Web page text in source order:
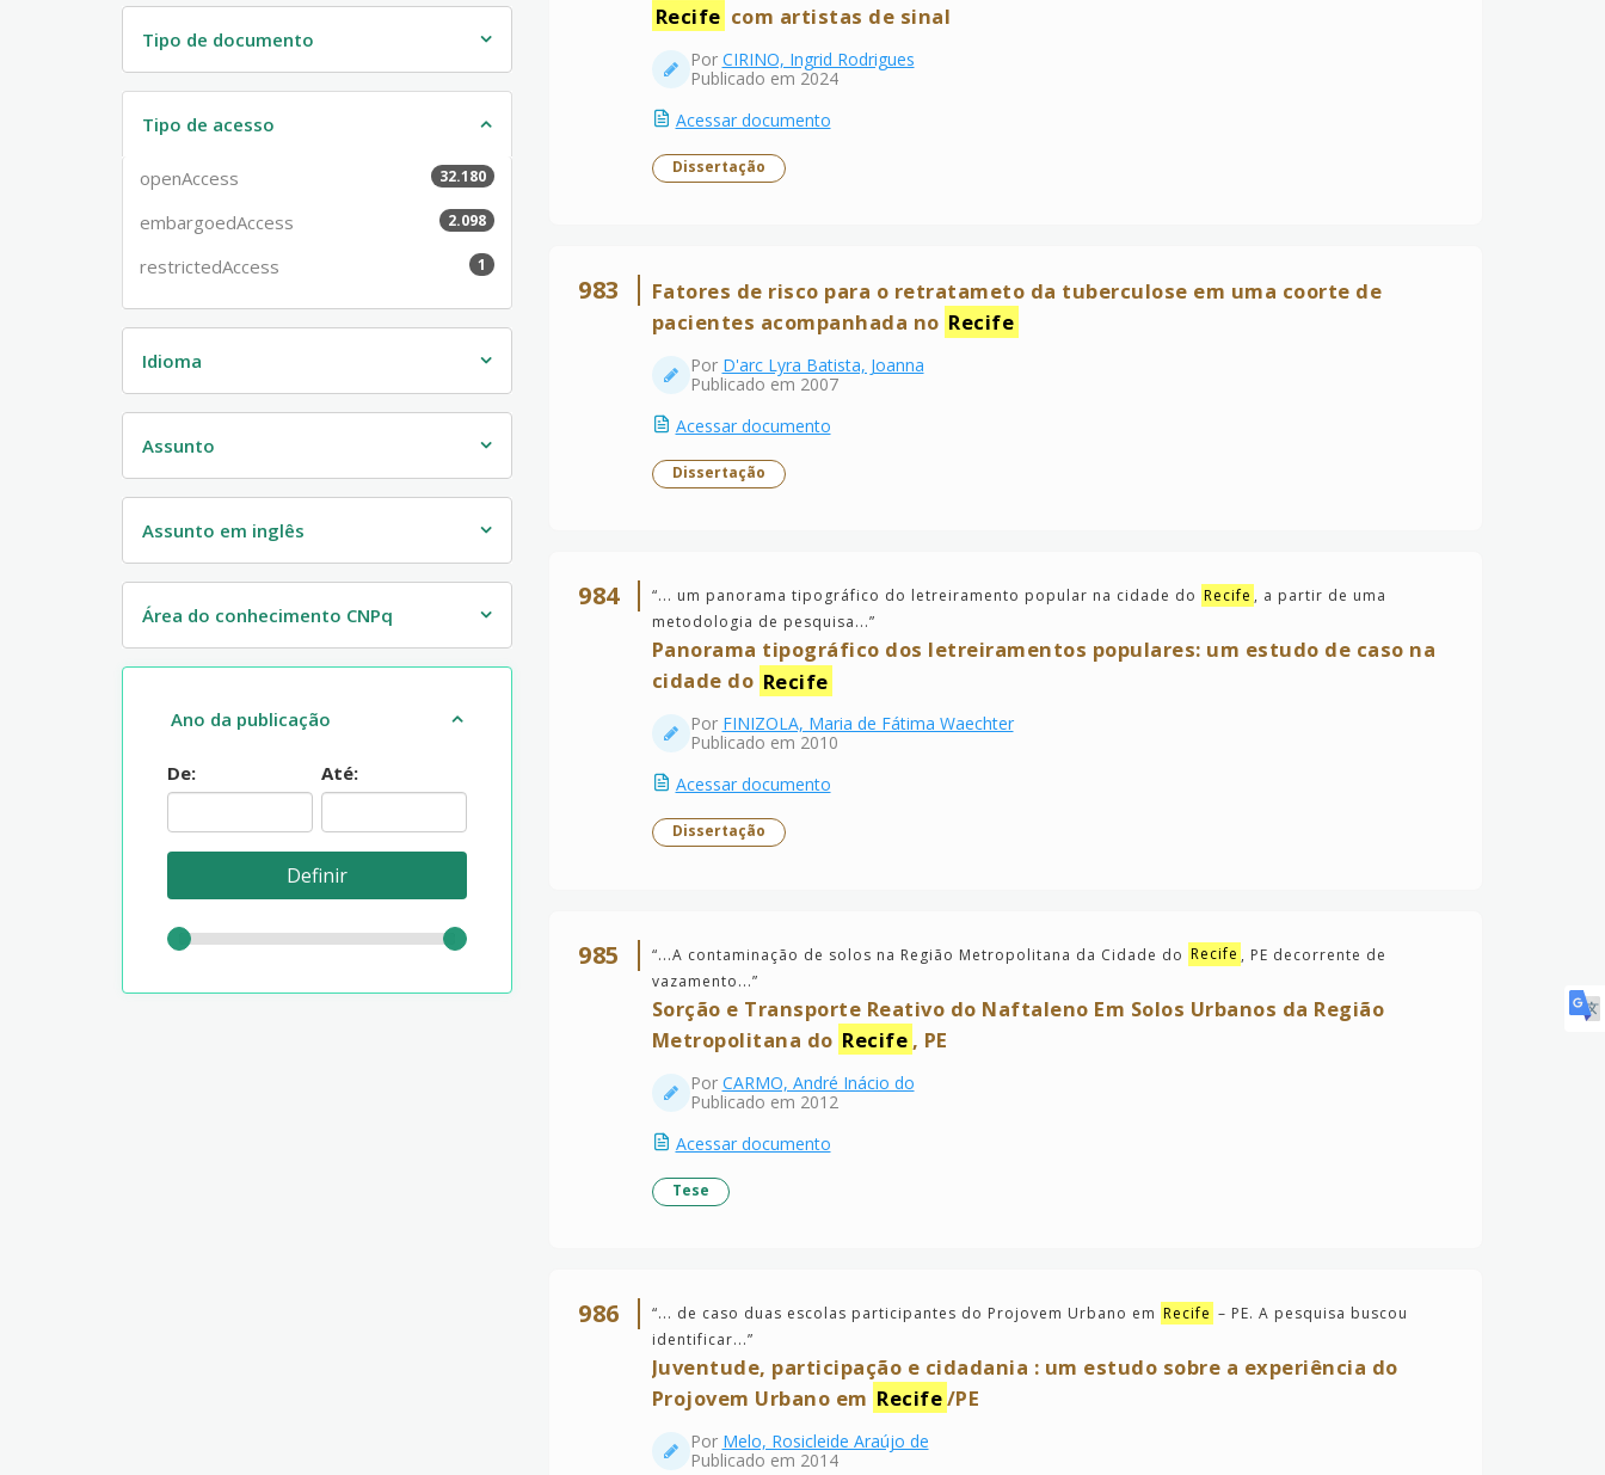
Recife com artistas de sinal
Por CIRINO, Ingrid Rodrigues
Publicado em 2024
Acessar documento
Dissertação
983
Fatores de risco para o retratameto da tuberculose em uma coorte de
pacientes acompanhada no Recife
Por D'arc Lyra Batista, Joanna
Publicado em 2007
Acessar documento
Dissertação
984 “... um panorama tipográfico do letreiramento popular na cidade do Recife , a partir de uma
metodologia de pesquisa...”
Panorama tipográfico dos letreiramentos populares: um estudo de caso na
cidade do Recife
Por FINIZOLA, Maria de Fátima Waechter
Publicado em 2010
Acessar documento
Dissertação
985 “...A contaminação de solos na Região Metropolitana da Cidade do Recife , PE decorrente de
vazamento...”
Sorção e Transporte Reativo do Naftaleno Em Solos Urbanos da Região
Metropolitana do Recife , PE
Por CARMO, André Inácio do
Publicado em 2012
Acessar documento
Tese
986 “... de caso duas escolas participantes do Projovem Urbano em Recife – PE. A pesquisa buscou
identificar...”
Juventude, participação e cidadania : um estudo sobre a experiência do
Projovem Urbano em Recife/PE
Por Melo, Rosicleide Araújo de
Publicado em 2014
Tipo de documento
Tipo de acesso
openAccess 32.180
embargoedAccess 2.098
restrictedAccess 1
Idioma
Assunto
Assunto em inglês
Área do conhecimento CNPq
Ano da publicação
De: Até: